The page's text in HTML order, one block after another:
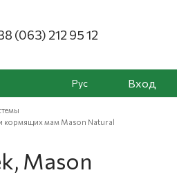
(063) 212 95 12
Рус Вход
кормящих мам Mason Natural
Mason